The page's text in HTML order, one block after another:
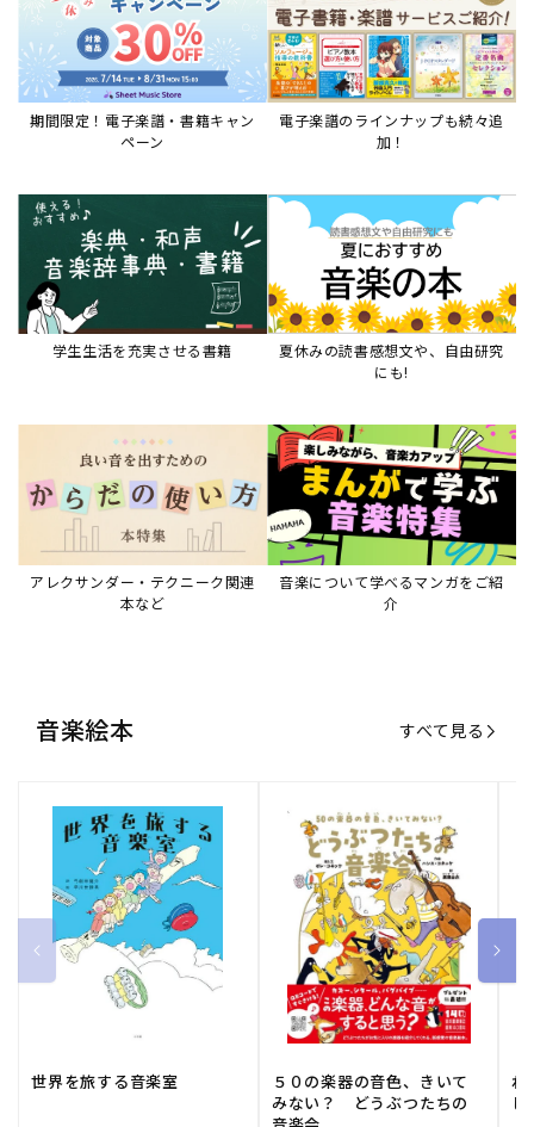
期間限定！電子楽譜・書籍キャン
ペーン
電子楽譜のラインナップも続々追
加！
学生生活を充実させる書籍
夏休みの読書感想文や、自由研究
にも!
アレクサンダー・テクニーク関連
本など
音楽について学べるマンガをご紹
介
音楽絵本 すべて見る
世界を旅する音楽室
５０の楽器の音色、きいて
みない？ どうぶつたちの
ね